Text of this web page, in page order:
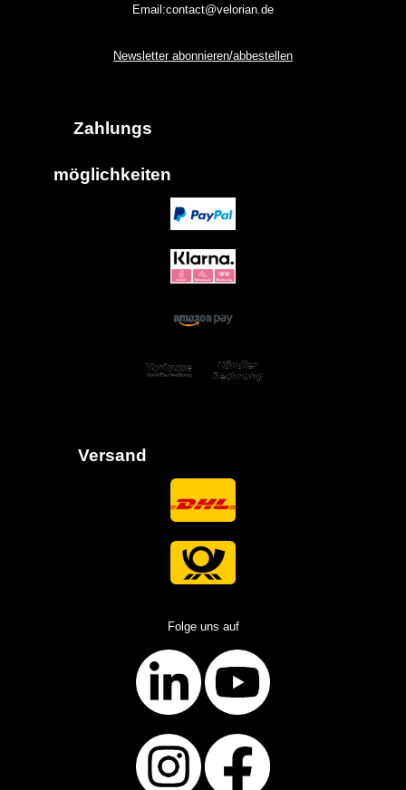
Email:contact@velorian.de
Newsletter abonnieren/abbestellen
Zahlungs
möglich keiten
Versand
Folge uns auf